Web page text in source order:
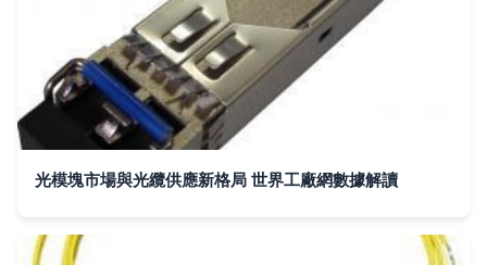
光模塊市場與光纜供應新格局 世界工廠網數據解讀